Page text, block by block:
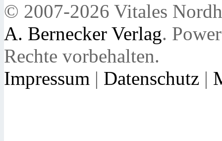
© 2007-2026 Vitales
A. Bernecker Verlag.
Rechte vorbehalten.
Impressum | Datenschutz |